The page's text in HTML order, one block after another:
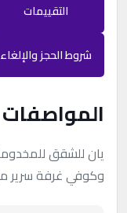
التقييمات
شروط الحجز والإلغاء
المواصفات
وكوفي غرفة سرير